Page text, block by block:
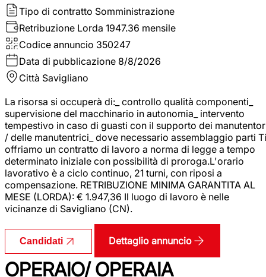
Tipo di contratto Somministrazione
Retribuzione Lorda 1947.36 mensile
Codice annuncio 350247
Data di pubblicazione 8/8/2026
Città Savigliano
La risorsa si occuperà di:_ controllo qualità componenti_
supervisione del macchinario in autonomia_ intervento
tempestivo in caso di guasti con il supporto dei
/ delle manutentrici_ dove necessario assemblaggio parti Ti
offriamo un contratto di lavoro a norma di legge a tempo
determinato iniziale con possibilità di proroga.L'orario
lavorativo è a ciclo continuo, 21 turni, con riposi a
compensazione. RETRIBUZIONE MINIMA GARANTITA AL
MESE (LORDA): € 1.947,36 Il luogo di lavoro è nelle
vicinanze di Savigliano (CN).
Candidati Dettaglio annuncio
OPERAIO/ OPERAIA